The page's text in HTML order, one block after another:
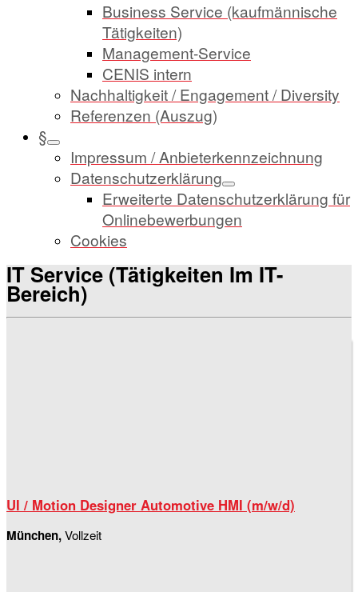
Business Service (kaufmännische
Tätigkeiten)
Management-Service
CENIS intern
Nachhaltigkeit / Engagement / Diversity
Referenzen (Auszug)
§
Impressum / Anbieterkennzeichnung
Datenschutzerklärung
Erweiterte Datenschutzerklärung für
Onlinebewerbungen
Cookies
IT Service (Tätigkeiten Im IT-
Bereich)
UI / Motion Designer Automotive HMI (m/w/d)
München,Vollzeit